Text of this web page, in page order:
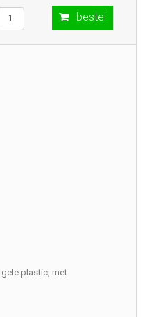
bestel
plastic, met